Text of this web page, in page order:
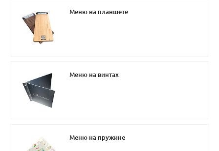
Меню на планшете
Меню на винтах
Меню на пружине